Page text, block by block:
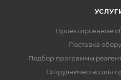
Проектирование
Поставка
Подбор программы
Сотрудничество для